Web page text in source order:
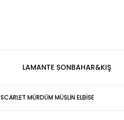
LAMANTE SONBAHAR&KIŞ
SCARLET MÜRDÜM MÜSLİN ELBİSE